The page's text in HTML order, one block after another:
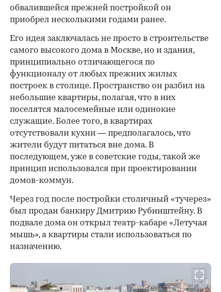
обвалившейся прежней постройкой он
приобрел несколькими годами ранее.
Его идея заключалась не просто в строительстве
самого высокого дома в Москве, но и здания,
принципиально отличающегося по
функционалу от любых прежних жилых
построек в столице. Пространство он разбил на
небольшие квартиры, полагая, что в них
поселятся малосемейные или одинокие
служащие. Более того, в квартирах
отсутствовали кухни — предполагалось, что
жители будут питаться вне дома. В
последующем, уже в советские годы, такой же
принцип использовался при проектировании
домов-коммун.
Через год после постройки столичный «тучерез»
был продан банкиру Дмитрию Рубинштейну. В
подвале дома он открыл театр-кабаре «Летучая
мышь», а квартиры стали использоваться по
назначению.